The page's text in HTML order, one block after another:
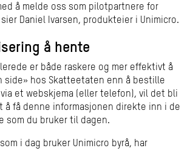
å melde oss som pilotpartnere for
Daniel Ivarsen, produkteier i Unimicro.
å hente
er både raskere og mer effektivt å
side» hos Skatteetaten enn å bestille
et webskjema (eller telefon), vil det bli
å få denne informasjonen direkte inn i de
som du bruker til dagen.
i dag bruker Unimicro byrå, har